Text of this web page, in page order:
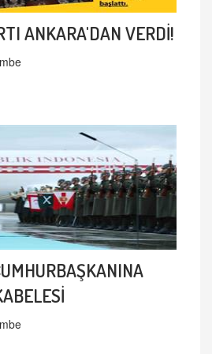
ANKARA'DAN VERDİ!